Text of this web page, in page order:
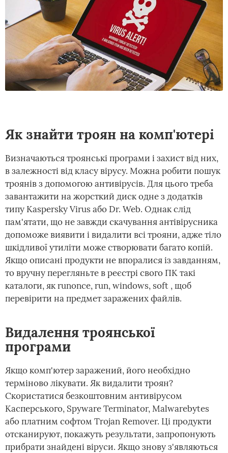
Як знайти троян на комп'ютері
Визначаються троянські програми і захист від них,
в залежності від класу вірусу. Можна робити пошук
троянів з допомогою антивірусів. Для цього треба
завантажити на жорсткий диск одне з додатків
типу Kaspersky Virus або Dr. Web. Однак слід
пам'ятати, що не завжди скачування антівірусника
допоможе виявити і видалити всі трояни, адже тіло
шкідливої утиліти може створювати багато копій.
Якщо описані продукти не впоралися із завданням,
то вручну перегляньте в реєстрі свого ПК такі
каталоги, як runonce, run, windows, soft , щоб
перевірити на предмет заражених файлів.
Видалення троянської
програми
Якщо комп'ютер заражений, його необхідно
терміново лікувати. Як видалити троян?
Скористатися безкоштовним антивірусом
Касперського, Spyware Terminator, Malwarebytes
або платним софтом Trojan Remover. Ці продукти
отсканируют, покажуть результати, запропонують
прибрати знайдені віруси. Якщо знову з'являються